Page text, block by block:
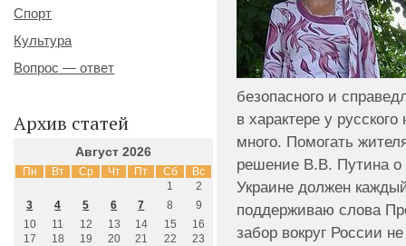
безопасного и
в характере у
много. Помогать
решение В.В. Путина о
Украине должен
поддерживаю слова
забор вокруг России
Спорт
Культура
Вопрос — ответ
Архив статей
Август 2026
Пн Вт Ср Чт Пт Сб Вс
1
2
3
4 5 6 7 8
9
10
11 12 13 14 15
16
17
18 19 20 21 22
23